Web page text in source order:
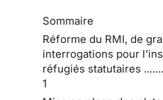
Sommaire
Réforme du RMI, de
interrogations pour
réfugiés statutaires
1